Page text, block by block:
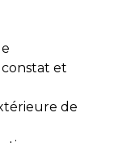
constat et
de